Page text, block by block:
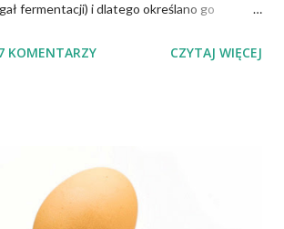
fermentacji) i dlatego określano go
mówią o nim czapatti, Żydzi maca, a
świeżego pieczywa na drożdżach czy
podpłomyki nie obciążają żołądka kwasem i
KOMENTARZY CZYTAJ WIĘCEJ